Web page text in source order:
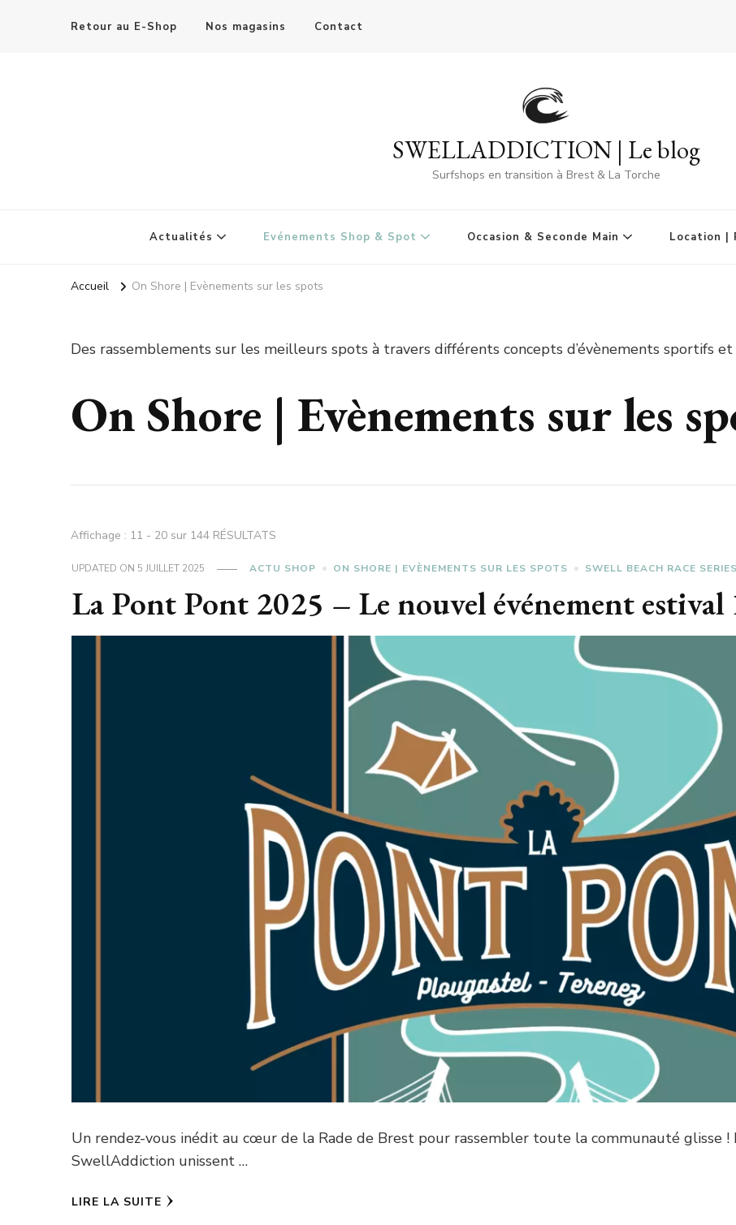
Retour au E-Shop Nos magasins Contact
SWELLADDICTION | Le blog
Surfshops en transition à Brest & La Torche
Actualités Evénements Shop & Spot Occasion & Seconde Main Location |
Accueil On Shore | Evènements sur les spots
Des rassemblements sur les meilleurs spots à travers différents concepts d’évènements sportifs et
On Shore | Evènements sur les
Affichage : 11 - 20 sur 144 RÉSULTATS
UPDATED ON 5 JUILLET 2025 ACTU SHOP ON SHORE | EVÈNEMENTS SUR LES SPOTS SWELL BEACH RACE SERIES
La Pont Pont 2025 – Le nouvel événement estival
Un rendez-vous inédit au cœur de la Rade de Brest pour rassembler toute la communauté glisse
SwellAddiction unissent …
LIRE LA SUITE